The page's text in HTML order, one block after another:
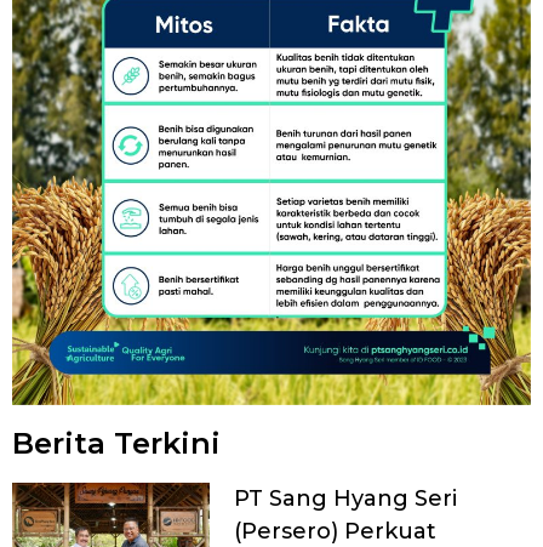
Berita Terkini
PT Sang Hyang Seri
(Persero) Perkuat